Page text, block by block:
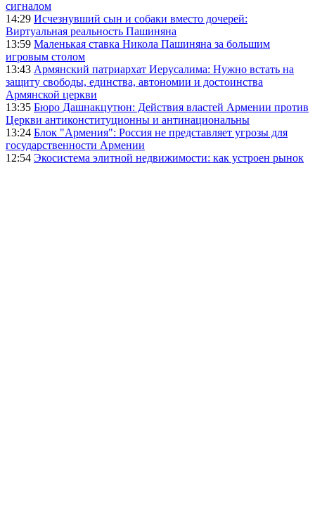
сигналом
14:29 Исчезнувший сын и собаки вместо дочерей:
Виртуальная реальность Пашиняна
13:59 Маленькая ставка Никола Пашиняна за большим
игровым столом
13:43 Армянский патриархат Иерусалима: Нужно встать на
защиту свободы, единства, автономии и достоинства
Армянской церкви
13:35 Бюро Дашнакцутюн: Действия властей Армении против
Церкви антиконституционны и антинациональны
13:24 Блок "Армения": Россия не представляет угрозы для
государственности Армении
12:54 Экосистема элитной недвижимости: как устроен рынок